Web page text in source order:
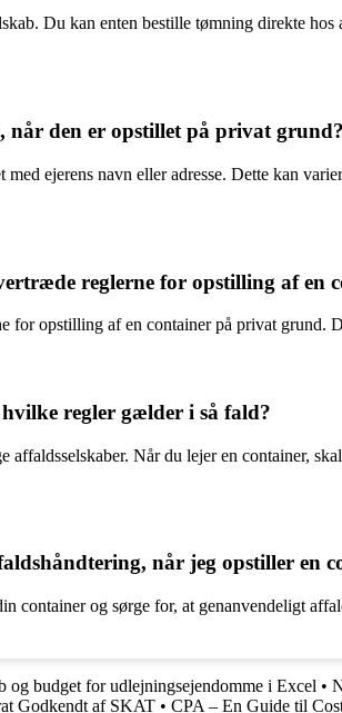
Du kan enten bestille tømning direkte
når den er opstillet på privat grund?
ejerens navn eller adresse. Dette kan
reglerne for opstilling af en
for opstilling af en container på privat
regler gælder i så fald?
Når du lejer en container,
når jeg opstiller en
og sørge for, at genanvendeligt
og budget for udlejningsejendomme i Excel •
Godkendt af SKAT • CPA – En Guide til